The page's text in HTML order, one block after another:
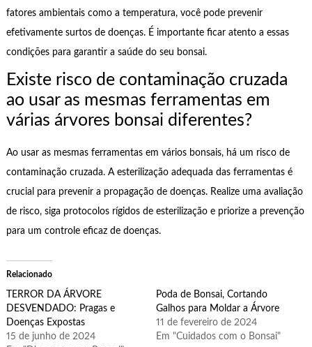
fatores ambientais como a temperatura, você pode prevenir
efetivamente surtos de doenças. É importante ficar atento a essas
condições para garantir a saúde do seu bonsai.
Existe risco de contaminação cruzada
ao usar as mesmas ferramentas em
várias árvores bonsai diferentes?
Ao usar as mesmas ferramentas em vários bonsais, há um risco de
contaminação cruzada. A esterilização adequada das ferramentas é
crucial para prevenir a propagação de doenças. Realize uma avaliação
de risco, siga protocolos rígidos de esterilização e priorize a prevenção
para um controle eficaz de doenças.
Relacionado
TERROR DA ÁRVORE
DESVENDADO: Pragas e
Doenças Expostas
15 de junho de 2024
Poda de Bonsai, Cortando
Galhos para Moldar a Árvore
11 de fevereiro de 2024
Em "Cuidados com o Bonsai"